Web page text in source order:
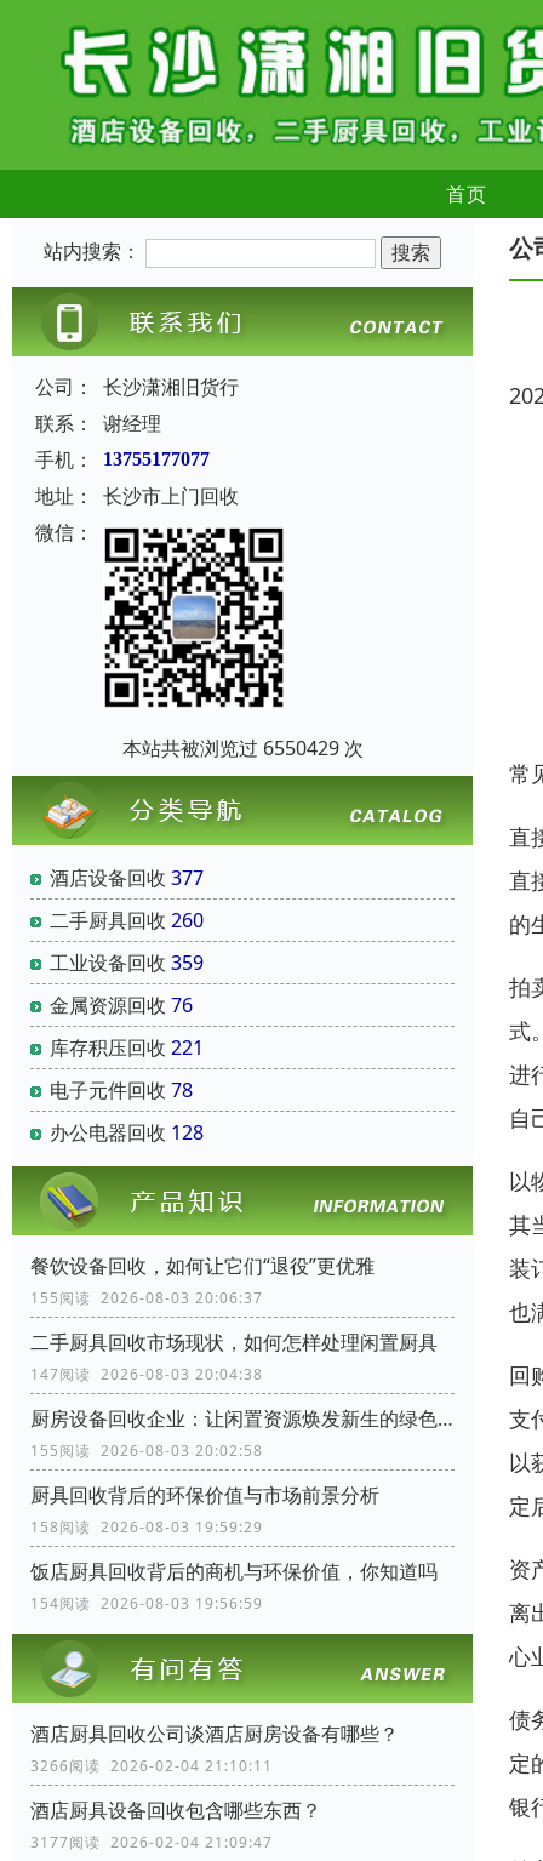
首页
站内搜索：
公司：
长沙潇湘旧货行
联系：
谢经理
手机：
13755177077
地址：
长沙市上门回收
微信：
本站共被浏览过 6550429 次
酒店设备回收 377
二手厨具回收 260
工业设备回收 359
金属资源回收 76
库存积压回收 221
电子元件回收 78
办公电器回收 128
餐饮设备回收，如何让它们“退役”更优雅
155阅读 2026-08-03 20:06:37
二手厨具回收市场现状，如何怎样处理闲置厨具
147阅读 2026-08-03 20:04:38
厨房设备回收企业：让闲置资源焕发新生的绿色力量
155阅读 2026-08-03 20:02:58
厨具回收背后的环保价值与市场前景分析
158阅读 2026-08-03 19:59:29
饭店厨具回收背后的商机与环保价值，你知道吗
154阅读 2026-08-03 19:56:59
酒店厨具回收公司谈酒店厨房设备有哪些？
3266阅读 2026-02-04 21:10:11
酒店厨具设备回收包含哪些东西？
3177阅读 2026-02-04 21:09:47
公
常
直
直
的
拍
式
进
自
以
其
装
也
回
支
以
定
资
离
心
债
定
银